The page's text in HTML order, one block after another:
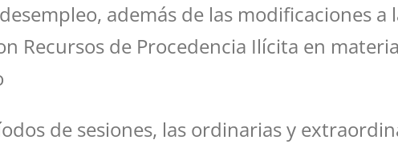
además de las modificaciones a
Recursos de Procedencia Ilícita en
de sesiones, las ordinarias y